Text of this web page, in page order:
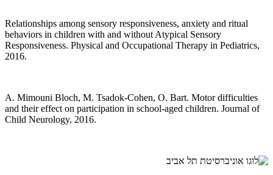
Relationships among sensory responsiveness, anxiety and ritual
behaviors in children with and without Atypical Sensory
Responsiveness. Physical and Occupational Therapy in Pediatrics,
2016.
A. Mimouni Bloch, M. Tsadok-Cohen, O. Bart. Motor difficulties
and their effect on participation in school-aged children. Journal of
Child Neurology, 2016.